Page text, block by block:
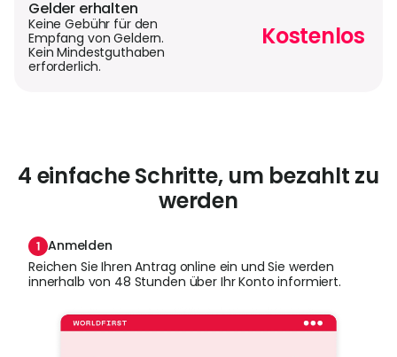
Gelder erhalten
Keine Gebühr für den
Empfang von Geldern.
Kein Mindestguthaben
erforderlich.
Kostenlos
4 einfache Schritte, um bezahlt zu
werden
Anmelden
Reichen Sie Ihren Antrag online ein und Sie werden
innerhalb von 48 Stunden über Ihr Konto informiert.